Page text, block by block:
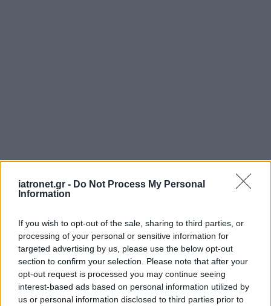
iatronet.gr - Do Not Process My Personal
Information
If you wish to opt-out of the sale, sharing to third parties, or
processing of your personal or sensitive information for
targeted advertising by us, please use the below opt-out
section to confirm your selection. Please note that after your
opt-out request is processed you may continue seeing
interest-based ads based on personal information utilized by
us or personal information disclosed to third parties prior to